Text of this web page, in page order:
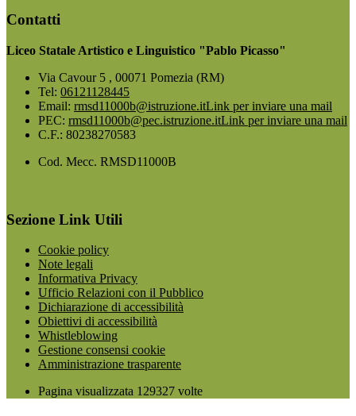
Contatti
Liceo Statale Artistico e Linguistico "Pablo Picasso"
Via Cavour 5 , 00071 Pomezia (RM)
Tel: 06121128445
Email: rmsd11000b@istruzione.itLink per inviare una mail
PEC: rmsd11000b@pec.istruzione.itLink per inviare una mail
C.F.: 80238270583
Cod. Mecc. RMSD11000B
Sezione Link Utili
Cookie policy
Note legali
Informativa Privacy
Ufficio Relazioni con il Pubblico
Dichiarazione di accessibilità
Obiettivi di accessibilità
Whistleblowing
Gestione consensi cookie
Amministrazione trasparente
Pagina visualizzata 129327 volte